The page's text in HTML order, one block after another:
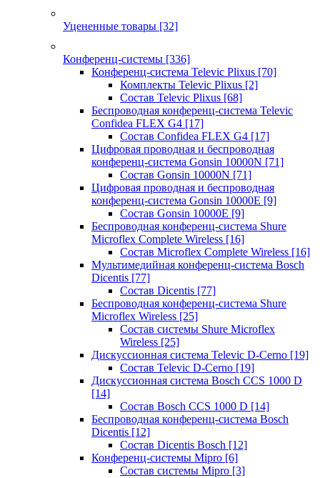
Уцененные товары [32]
Конференц-системы [336]
Конференц-система Televic Plixus [70]
Комплекты Televic Plixus [2]
Состав Televic Plixus [68]
Беспроводная конференц-система Televic
Confidea FLEX G4 [17]
Состав Confidea FLEX G4 [17]
Цифровая проводная и беспроводная
конференц-система Gonsin 10000N [71]
Состав Gonsin 10000N [71]
Цифровая проводная и беспроводная
конференц-система Gonsin 10000E [9]
Состав Gonsin 10000E [9]
Беспроводная конференц-система Shure
Microflex Complete Wireless [16]
Состав Microflex Complete Wireless [16]
Мультимедийная конференц-система Bosch
Dicentis [77]
Состав Dicentis [77]
Беспроводная конференц-система Shure
Microflex Wireless [25]
Состав системы Shure Microflex
Wireless [25]
Дискуссионная система Televic D-Cerno [19]
Состав Televic D-Cerno [19]
Дискуссионная система Bosch CCS 1000 D
[14]
Состав Bosch CCS 1000 D [14]
Беспроводная конференц-система Bosch
Dicentis [12]
Состав Dicentis Bosch [12]
Конференц-системы Mipro [6]
Состав системы Mipro [3]